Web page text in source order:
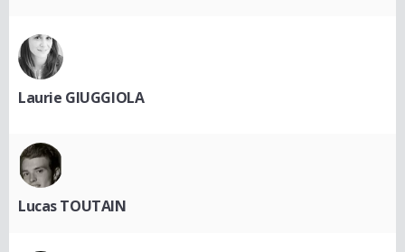
Laurie GIUGGIOLA
Lucas TOUTAIN